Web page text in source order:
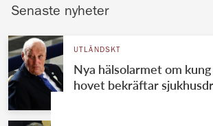
Senaste nyheter
UTLÄNDSKT
Nya hälsolarmet om
hovet bekräftar